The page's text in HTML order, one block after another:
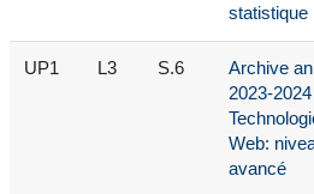
statistique
UP1 L3 S.6
Archive
2023-2024
Web:
avancé